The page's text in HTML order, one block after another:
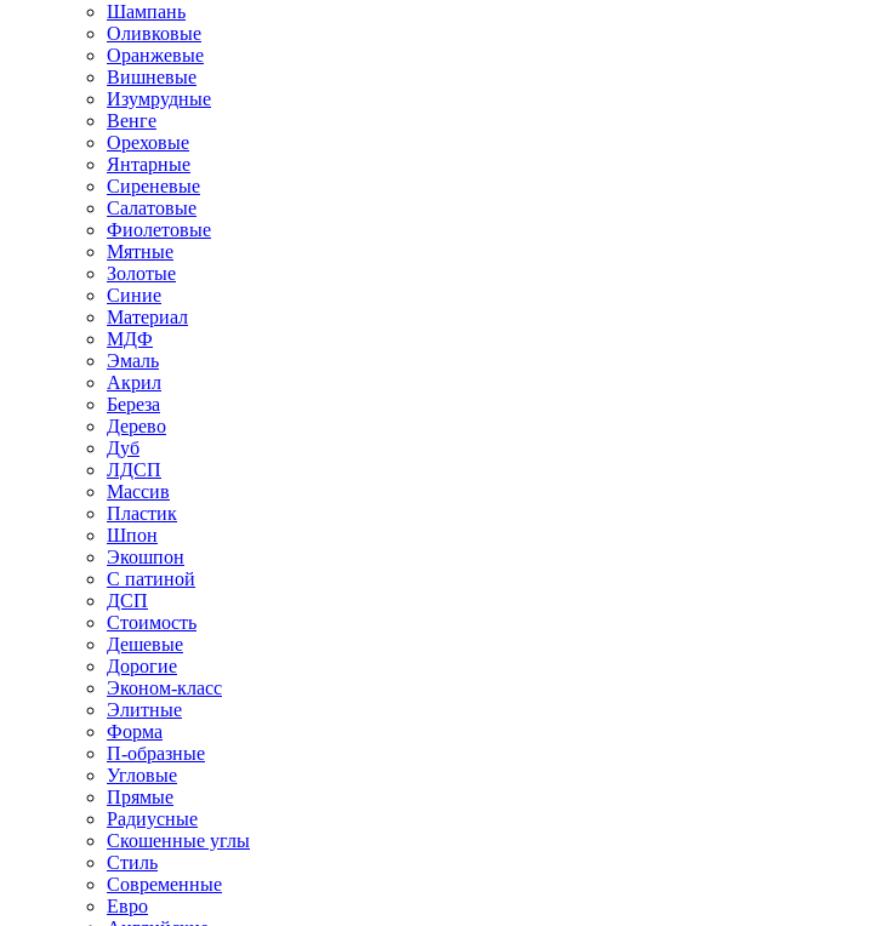
Шампань
Оливковые
Оранжевые
Вишневые
Изумрудные
Венге
Ореховые
Янтарные
Сиреневые
Салатовые
Фиолетовые
Мятные
Золотые
Синие
Материал
МДФ
Эмаль
Акрил
Береза
Дерево
Дуб
ЛДСП
Массив
Пластик
Шпон
Экошпон
С патиной
ДСП
Стоимость
Дешевые
Дорогие
Эконом-класс
Элитные
Форма
П-образные
Угловые
Прямые
Радиусные
Скошенные углы
Стиль
Современные
Евро